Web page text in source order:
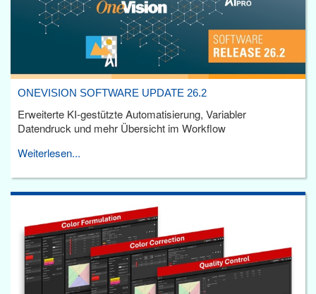
ONEVISION SOFTWARE UPDATE 26.2
Erweiterte KI-gestützte Automatisierung, Variabler
Datendruck und mehr Übersicht im Workflow
Weiterlesen...